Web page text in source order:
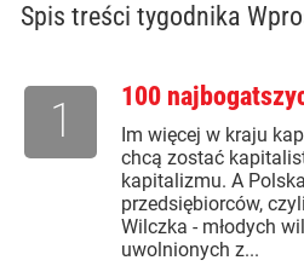
Spis treści tygodnika
100
Im więcej w kraju
chcą zostać
kapitalizmu. A
przedsiębiorców,
Wilczka - młodych
uwolnionych z...
1